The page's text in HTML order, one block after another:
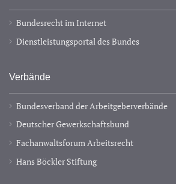
Bundesrecht im Internet
Dienstleistungsportal des Bundes
Verbände
Bundesverband der Arbeitgeberverbände
Deutscher Gewerkschaftsbund
Fachanwaltsforum Arbeitsrecht
Hans Böckler Stiftung